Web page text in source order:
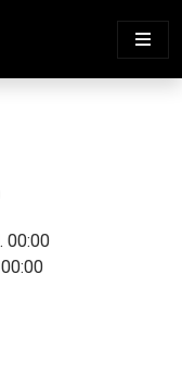
00:00